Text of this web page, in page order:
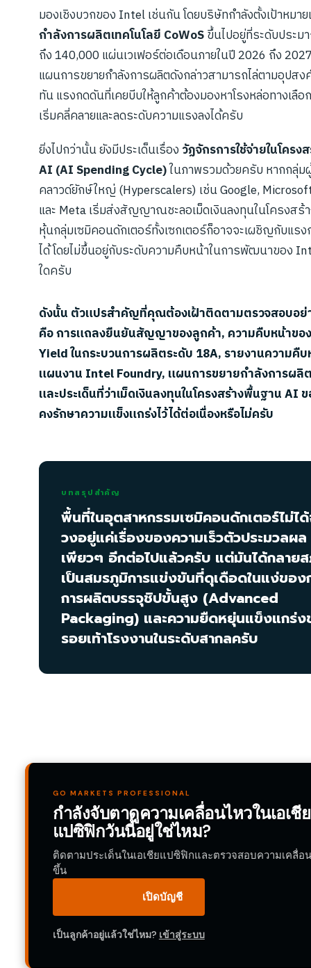
มองเชิงบวกของ Intel เช่นกัน โดยบริษัทกำลังตั้งเป้าหมาย
กำลังการผลิตเทคโนโลยี CoWoSขึ้นไปอยู่ที่ระดับประ
ถึง 140,000 แผ่นเวเฟอร์ต่อเดือนภายในปี 2026 ถึง
แผนการขยายกำลังการผลิตดังกล่าวสามารถไล่ตามอุปสง
ทัน แรงกดดันที่เคยบีบให้ลูกค้าต้องมองหาโรงหล่อทางเลื
เริ่มคลี่คลายและลดระดับความแรงลงได้ครับ
ยิ่งไปกว่านั้น ยังมีประเด็นเรื่องวัฏจักรการใช้จ่ายในโคร
AI (AI Spending Cycle)ในภาพรวมด้วยครับ หากกลุ่ม
คลาวด์ยักษ์ใหญ่ (Hyperscalers) เช่น Google,
และ Meta เริ่มส่งสัญญาณชะลอเม็ดเงินลงทุนในโครงสร้
หุ้นกลุ่มเซมิคอนดักเตอร์ทั้งเซกเตอร์ก็อาจจะเผชิญกับแร
ได้ โดยไม่ขึ้นอยู่กับระดับความคืบหน้าในการพัฒนาของ
ใดครับ
ดังนั้น ตัวแปรสำคัญที่คุณต้องเฝ้าติดตามตรวจสอบอย่
คือ การแถลงยืนยันสัญญาของลูกค้า, ความคืบหน้าขอ
Yield ในกระบวนการผลิตระดับ 18A, รายงานความคื
แผนงาน Intel Foundry, แผนการขยายกำลังการผลิ
และประเด็นที่ว่าเม็ดเงินลงทุนในโครงสร้างพื้นฐาน AI
คงรักษาความแข็งแกร่งไว้ได้ต่อเนื่องหรือไม่ครับ
บทสรุปสำคัญ
พื้นที่ในอุตสาหกรรมเซมิคอนดักเตอร์ไม่ไ
วงอยู่แค่เรื่องของความเร็วตัวประมวลผล
เพียวๆ อีกต่อไปแล้วครับ แต่มันได้กลาย
เป็นสมรภูมิการแข่งขันที่ดุเดือดในแง่ของ
การผลิตบรรจุชิปขั้นสูง (Advanced
Packaging) และความยืดหยุ่นแข็งแกร่
รอยเท้าโรงงานในระดับสากลครับ
GO MARKETS PROFESSIONAL
กำลังจับตาดูความเคลื่อนไหวในเอเชีย
แปซิฟิกวันนี้อยู่ใช่ไหม?
ติดตามประเด็นในเอเชียแปซิฟิกและตรวจสอบความเคลื่อ
ขึ้น
เปิดบัญชี
เป็นลูกค้าอยู่แล้วใช่ไหม? เข้าสู่ระบบ